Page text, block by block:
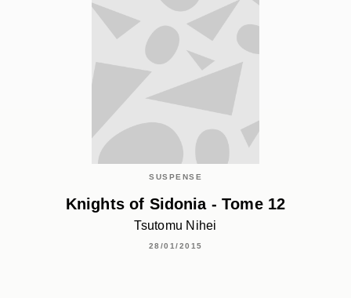
SUSPENSE
Knights of Sidonia - Tome 12
Tsutomu Nihei
28/01/2015